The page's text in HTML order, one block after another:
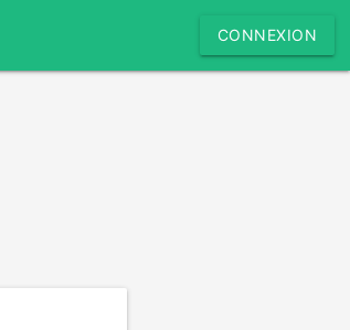
CONNEXION